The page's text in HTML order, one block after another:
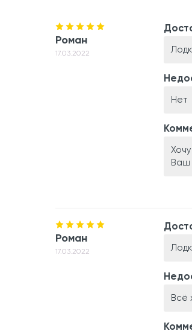
Роман
17.03.2022
Нет
Ваш
Роман
17.03.2022
Всё